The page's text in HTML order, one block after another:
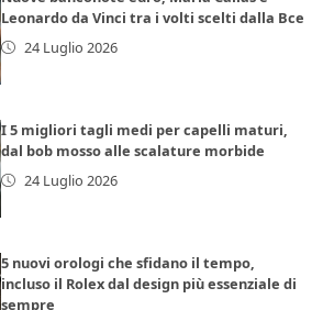
Leonardo da Vinci tra i volti scelti dalla Bce
24 Luglio 2026
I 5 migliori tagli medi per capelli maturi,
dal bob mosso alle scalature morbide
24 Luglio 2026
5 nuovi orologi che sfidano il tempo,
incluso il Rolex dal design più essenziale di
sempre